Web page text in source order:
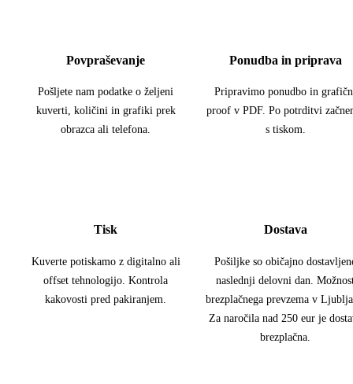
Povpraševanje
Pošljete nam podatke o željeni
kuverti, količini in grafiki prek
obrazca ali telefona.
Ponudba in priprava
Pripravimo ponudbo in
proof v PDF. Po potrditvi
s tiskom.
Tisk
Kuverte potiskamo z digitalno ali
offset tehnologijo. Kontrola
kakovosti pred pakiranjem.
Dostava
Pošiljke so običajno
naslednji delovni dan.
brezplačnega prevzema v
Za naročila nad 250 eur je
brezplačna.